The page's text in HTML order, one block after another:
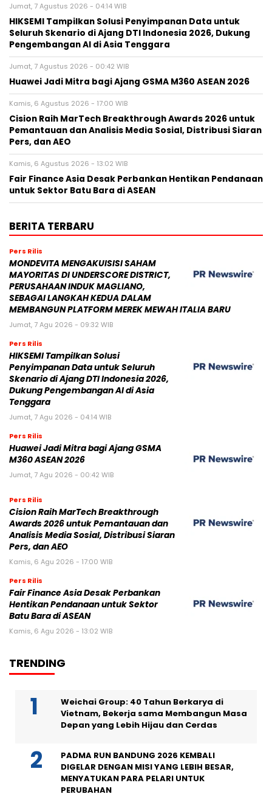
Jumat, 7 Agustus 2026 - 04:14 WIB
HIKSEMI Tampilkan Solusi Penyimpanan Data untuk
Seluruh Skenario di Ajang DTI Indonesia 2026, Dukung
Pengembangan AI di Asia Tenggara
Jumat, 7 Agustus 2026 - 00:42 WIB
Huawei Jadi Mitra bagi Ajang GSMA M360 ASEAN 2026
Kamis, 6 Agustus 2026 - 17:00 WIB
Cision Raih MarTech Breakthrough Awards 2026 untuk
Pemantauan dan Analisis Media Sosial, Distribusi Siaran
Pers, dan AEO
Kamis, 6 Agustus 2026 - 13:02 WIB
Fair Finance Asia Desak Perbankan Hentikan Pendanaan
untuk Sektor Batu Bara di ASEAN
BERITA TERBARU
Pers Rilis
MONDEVITA MENGAKUISISI SAHAM
MAYORITAS DI UNDERSCORE DISTRICT,
PERUSAHAAN INDUK MAGLIANO,
SEBAGAI LANGKAH KEDUA DALAM
MEMBANGUN PLATFORM MEREK MEWAH ITALIA BARU
Jumat, 7 Agu 2026 - 09:32 WIB
Pers Rilis
HIKSEMI Tampilkan Solusi
Penyimpanan Data untuk Seluruh
Skenario di Ajang DTI Indonesia 2026,
Dukung Pengembangan AI di Asia
Tenggara
Jumat, 7 Agu 2026 - 04:14 WIB
Pers Rilis
Huawei Jadi Mitra bagi Ajang GSMA
M360 ASEAN 2026
Jumat, 7 Agu 2026 - 00:42 WIB
Pers Rilis
Cision Raih MarTech Breakthrough
Awards 2026 untuk Pemantauan dan
Analisis Media Sosial, Distribusi Siaran
Pers, dan AEO
Kamis, 6 Agu 2026 - 17:00 WIB
Pers Rilis
Fair Finance Asia Desak Perbankan
Hentikan Pendanaan untuk Sektor
Batu Bara di ASEAN
Kamis, 6 Agu 2026 - 13:02 WIB
TRENDING
Weichai Group: 40 Tahun Berkarya di
Vietnam, Bekerja sama Membangun Masa
Depan yang Lebih Hijau dan Cerdas
PADMA RUN BANDUNG 2026 KEMBALI
DIGELAR DENGAN MISI YANG LEBIH BESAR,
MENYATUKAN PARA PELARI UNTUK
PERUBAHAN